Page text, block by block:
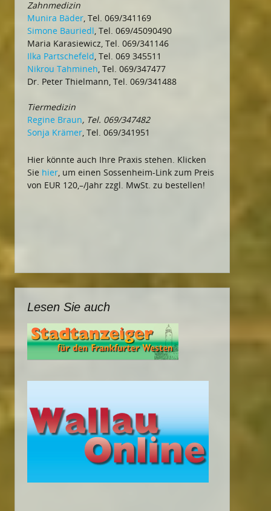
Zahnmedizin
Munira Bäder , Tel. 069/341169
Simone Bauriedl , Tel. 069/45090490
Maria Karasiewicz, Tel. 069/341146
Ilka Partschefeld , Tel. 069 345511
Nikrou Tahmineh , Tel. 069/347477
Dr. Peter Thielmann, Tel. 069/341488
Tiermedizin
Regine Braun, Tel. 069/347482
Sonja Krämer , Tel. 069/341951
Hier könnte auch Ihre Praxis stehen. Klicken
Sie hier , um einen Sossenheim-Link zum Preis
von EUR 120,–/Jahr zzgl. MwSt. zu bestellen!
Lesen Sie auch